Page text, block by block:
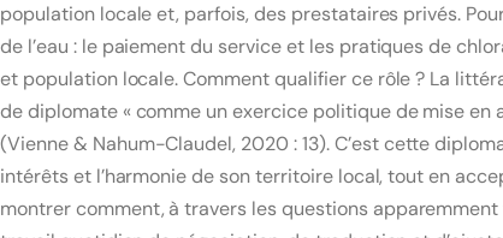
population locale et, parfois, des prestataires privés.
de l’eau : le paiement du service et les pratiques de
et population locale. Comment qualifier ce rôle ? La
de diplomate « comme un exercice politique de mise
(Vienne & Nahum-Claudel, 2020 : 13). C’est cette
intérêts et l’harmonie de son territoire local, tout en
montrer comment, à travers les questions